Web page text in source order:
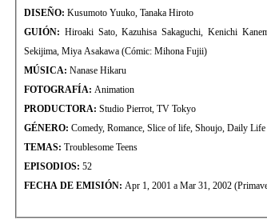
DISEÑO: Kusumoto Yuuko, Tanaka Hiroto
GUIÓN: Hiroaki Sato, Kazuhisa Sakaguchi, Kenichi
Sekijima, Miya Asakawa (Cómic: Mihona Fujii)
MÚSICA: Nanase Hikaru
FOTOGRAFÍA: Animation
PRODUCTORA: Studio Pierrot, TV Tokyo
GÉNERO: Comedy, Romance, Slice of life, Shoujo, Daily Life
TEMAS: Troublesome Teens
EPISODIOS: 52
FECHA DE EMISIÓN: Apr 1, 2001 a Mar 31, 2002